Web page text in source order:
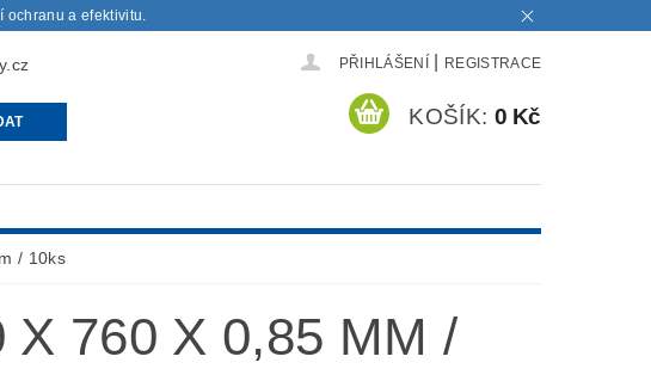
ochranu a efektivitu.
PŘIHLÁŠENÍ REGISTRACE
KOŠÍK: 0 Kč
/ 10ks
X 760 X 0,85 MM /